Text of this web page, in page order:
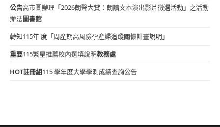
公告高市圖辦理「2026朗聲大賞：朗讀文本演出影片徵選活動」之活動
辦法圖書館
轉知115年 度「周產期高風險孕產婦追蹤關懷計畫說明」
重要115繁星推薦校內選填說明教務處
HOT註冊組115 學年度大學學測成績查詢公告